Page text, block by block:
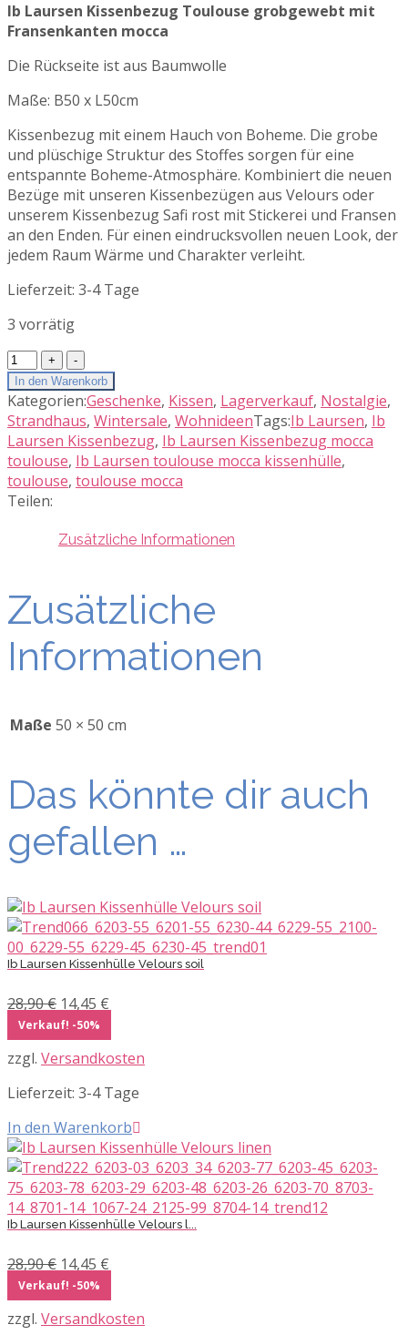
Ib Laursen Kissenbezug Toulouse grobgewebt mit
Fransenkanten mocca
Die Rückseite ist aus Baumwolle
Maße: B50 x L50cm
Kissenbezug mit einem Hauch von Boheme. Die grobe
und plüschige Struktur des Stoffes sorgen für eine
entspannte Boheme-Atmosphäre. Kombiniert die neuen
Bezüge mit unseren Kissenbezügen aus Velours oder
unserem Kissenbezug Safi rost mit Stickerei und Fransen
an den Enden. Für einen eindrucksvollen neuen Look, der
jedem Raum Wärme und Charakter verleiht.
Lieferzeit: 3-4 Tage
3 vorrätig
Ib
Laursen
Kissenbezug
Toulouse
grobgewebt
mit
Fransenkanten
mocca
In den Warenkorb
Kategorien:Geschenke, Kissen, Lagerverkauf, Nostalgie,
Strandhaus, Wintersale, WohnideenTags:Ib Laursen, Ib
Laursen Kissenbezug, Ib Laursen Kissenbezug mocca
toulouse, Ib Laursen toulouse mocca kissenhülle,
toulouse, toulouse mocca
Teilen:
Zusätzliche Informationen
Zusätzliche
Informationen
Maße 50 × 50 cm
Das könnte dir auch
gefallen …
Ib Laursen Kissenhülle Velours soil
28,90€ Ursprünglicher
Preis
war:
28,90 €
14,45 €
ist:
14,45 €.
Verkauf! -50%
zzgl. Versandkosten
Lieferzeit: 3-4 Tage
In den Warenkorb
Ib Laursen Kissenhülle Velours l...
28,90€ Ursprünglicher
Preis
war:
28,90 €
14,45 €
ist:
14,45 €.
Verkauf! -50%
zzgl. Versandkosten